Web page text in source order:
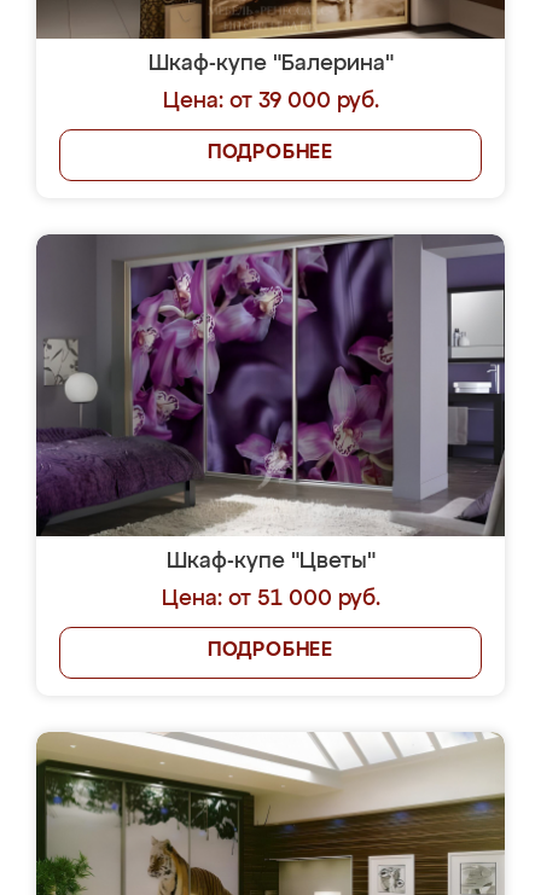
Шкаф-купе "Балерина"
Цена: от 39 000 руб.
ПОДРОБНЕЕ
Шкаф-купе "Цветы"
Цена: от 51 000 руб.
ПОДРОБНЕЕ